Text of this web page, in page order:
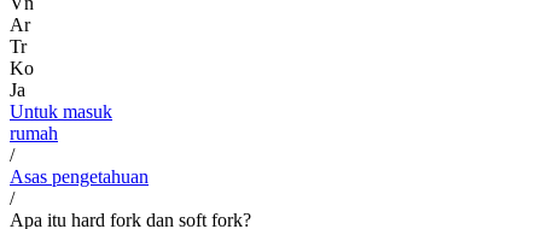
Ar
Tr
Ko
Ja
Untuk masuk
rumah
/
Asas pengetahuan
/
Apa itu hard fork dan soft fork?